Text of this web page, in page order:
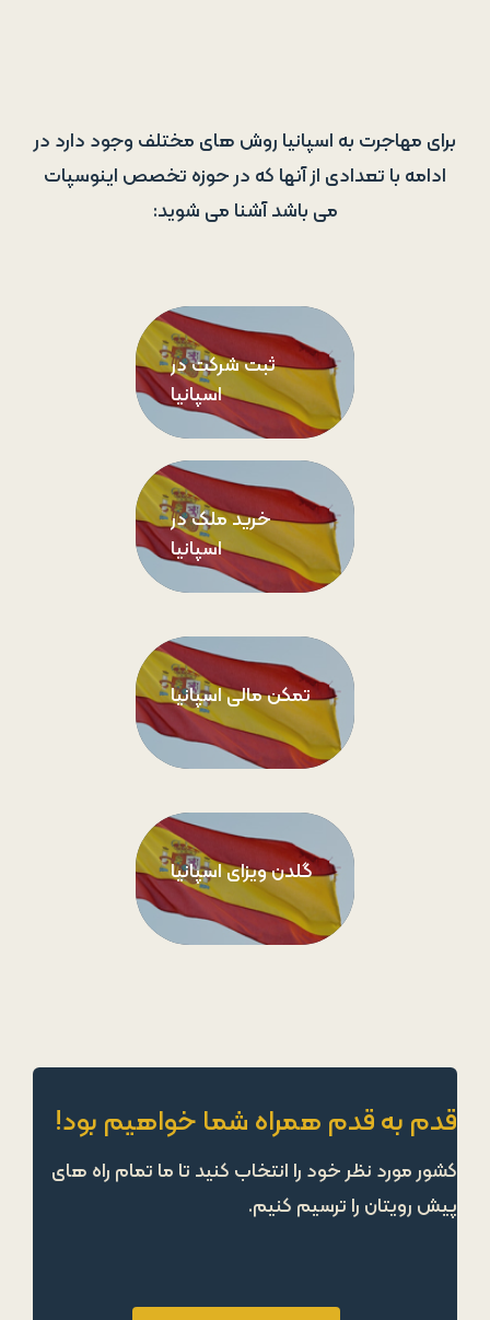
برای مهاجرت به اسپانیا روش های مختلف وجود دارد در
ادامه با تعدادی از آنها که در حوزه تخصص اینوسپات
می باشد آشنا می شوید:
ثبت شرکت در
اسپانیا
خرید ملک در
اسپانیا
تمکن مالی اسپانیا
گلدن ویزای اسپانیا
قدم به قدم همراه شما خواهیم بود!
کشور مورد نظر خود را انتخاب کنید تا ما تمام راه های
پیش رویتان را ترسیم کنیم.